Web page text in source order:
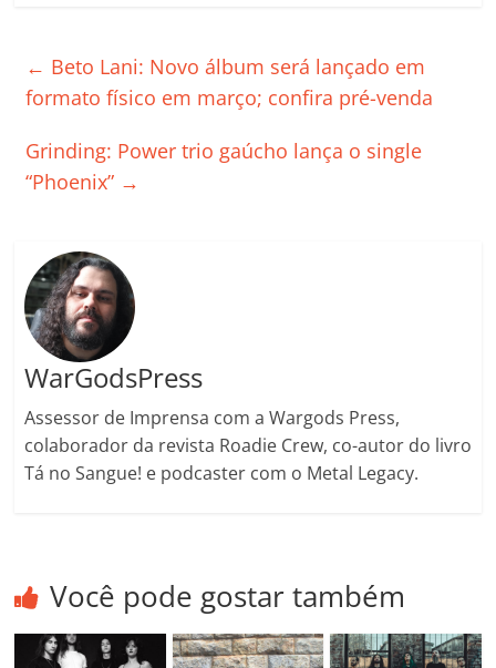
e
b
o
k
er l s
A
p
e
dI
gl
e
a
y
Li
k
p
ar
h
← Beto Lani: Novo álbum será lançado em
formato físico em março; confira pré-venda
Grinding: Power trio gaúcho lança o single
“Phoenix” →
WarGodsPress
Assessor de Imprensa com a Wargods Press,
colaborador da revista Roadie Crew, co-autor do livro
Tá no Sangue! e podcaster com o Metal Legacy.
Você pode gostar também